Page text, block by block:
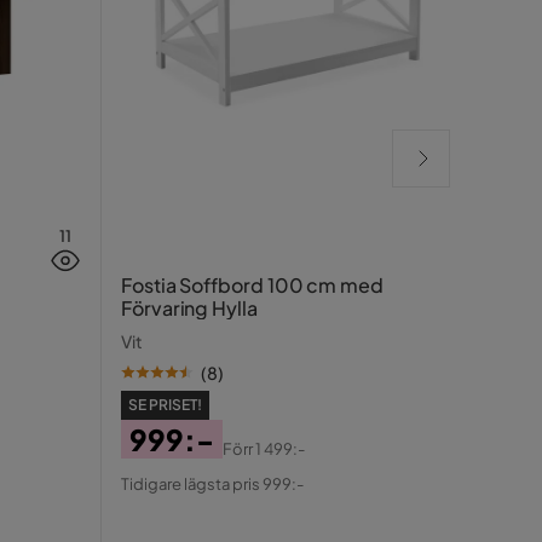
11
Fostia Soffbord 100 cm med
Förvaring Hylla
Vit
(8)
SE PRISET!
Pris
999:-
Original
Förr1 499:-
Tidigare lägsta pris 999:-